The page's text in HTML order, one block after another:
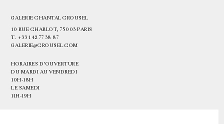
GALERIE CHANTAL CROUSEL
10 RUE CHARLOT, 75003 PARIS
T. +33 1 42 77 38 87
GALERIE@CROUSEL.COM
HORAIRES D'OUVERTURE
DU MARDI AU VENDREDI
10H-18H
LE SAMEDI
11H-19H